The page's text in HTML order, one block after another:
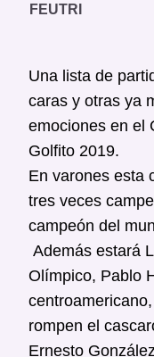
FEUTRI
Una lista de
caras y otras ya
emociones en el
Golfito 2019.
En varones esta
tres veces
campeón del
Además estará
Olímpico, Pablo
rompen el
Ernesto